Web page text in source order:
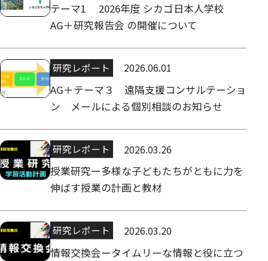
テーマ1 2026年度 シカゴ日本人学校
AG＋研究報告会 の開催について
研究レポート 2026.06.01
AG＋テーマ３ 遠隔支援コンサルテーショ
ン メールによる個別相談のお知らせ
研究レポート 2026.03.26
授業研究ー多様な子どもたちがともに力を
伸ばす授業の計画と教材
研究レポート 2026.03.20
情報交換会ータイムリーな情報と役に立つ